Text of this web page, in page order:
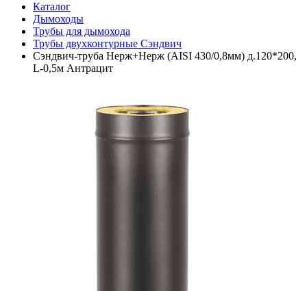
Каталог
Дымоходы
Трубы для дымохода
Трубы двухконтурные Сэндвич
Сэндвич-труба Нерж+Нерж (AISI 430/0,8мм) д.120*200,
L-0,5м Антрацит